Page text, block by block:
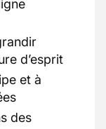
d’esprit
et à
des